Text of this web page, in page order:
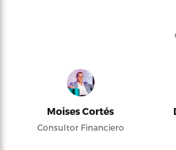
Moises Cortés
Consultor Financiero